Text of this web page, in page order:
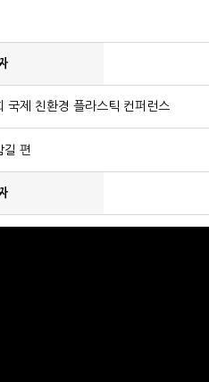
국제 친환경 플라스틱 컨퍼런스
편